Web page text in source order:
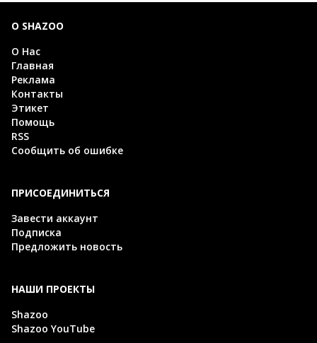
О SHAZOO
О Нас
Главная
Реклама
Контакты
Этикет
Помощь
RSS
Сообщить об ошибке
ПРИСОЕДИНИТЬСЯ
Завести аккаунт
Подписка
Предложить новость
НАШИ ПРОЕКТЫ
Shazoo
Shazoo YouTube